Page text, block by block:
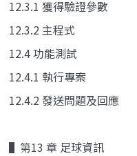
12.3.1 獲得驗證參數
12.3.2 主程式
12.4 功能測試
12.4.1 執行專案
12.4.2 發送問題及回應
▌第13 章 足球資訊